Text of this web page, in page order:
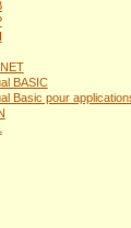
BASIC
Basic pour